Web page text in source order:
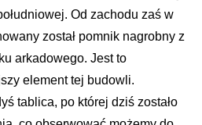
Od zachodu zaś w
został pomnik nagrobny z
arkadowego. Jest to
element tej budowli.
tablica, po której dziś zostało